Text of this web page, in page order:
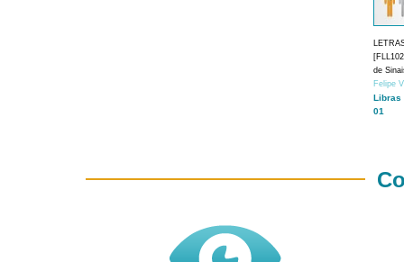
de
Felipe
Libras
01